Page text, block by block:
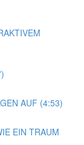
AUF (4:53)
EIN TRAUM